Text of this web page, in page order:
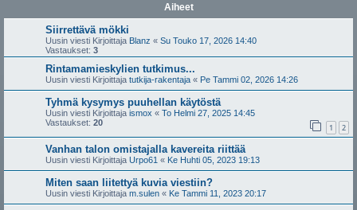
Aiheet
Siirrettävä mökki
Uusin viesti Kirjoittaja Blanz « Su Touko 17, 2026 14:40
Vastaukset: 3
Rintamamieskylien tutkimus...
Uusin viesti Kirjoittaja tutkija-rakentaja « Pe Tammi 02, 2026 14:26
Tyhmä kysymys puuhellan käytöstä
Uusin viesti Kirjoittaja ismox « To Helmi 27, 2025 14:45
Vastaukset: 20 1 2
Vanhan talon omistajalla kavereita riittää
Uusin viesti Kirjoittaja Urpo61 « Ke Huhti 05, 2023 19:13
Miten saan liitettyä kuvia viestiin?
Uusin viesti Kirjoittaja m.sulen « Ke Tammi 11, 2023 20:17